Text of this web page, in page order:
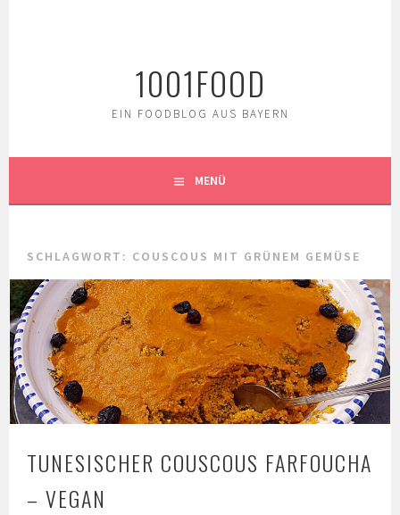
1001FOOD
EIN FOODBLOG AUS BAYERN
MENÜ
SCHLAGWORT: COUSCOUS MIT GRÜNEM GEMÜSE
TUNESISCHER COUSCOUS FARFOUCHA
– VEGAN